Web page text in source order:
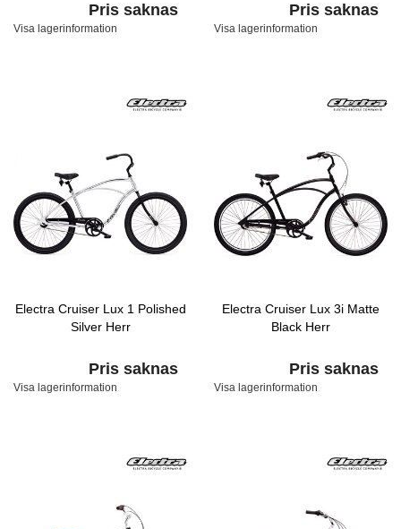
Pris saknas
Visa lagerinformation
Pris saknas
Visa lagerinformation
Electra Cruiser Lux 1 Polished
Silver Herr
Pris saknas
Visa lagerinformation
Electra Cruiser Lux 3i Matte
Black Herr
Pris saknas
Visa lagerinformation